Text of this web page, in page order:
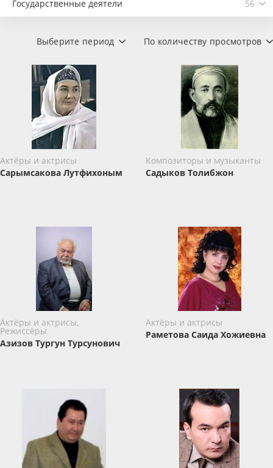
Государственные деятели 56
По количеству просмотров
Выберите период
Актёры и актрисы
Сарымсакова Лутфихоным
Композиторы и музыканты
Садыков Толибжон
Актёры и актрисы,
Режиссёры
Азизов Тургун Турсунович
Актёры и актрисы
Раметова Саида Хожиевна